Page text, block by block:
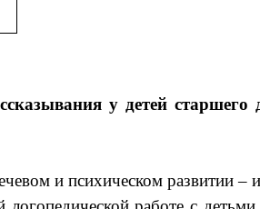
у детей
и психическом развитии